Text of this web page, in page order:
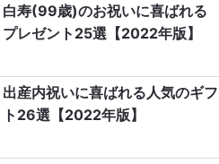
白寿(99歳)のお祝いに喜ばれる
プレゼント25選【2022年版】
出産内祝いに喜ばれる人気のギフ
ト26選【2022年版】